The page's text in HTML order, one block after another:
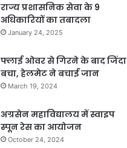
राज्य प्रशासनिक सेवा के 9
अधिकारियों का तबादला
January 24, 2025
फ्लाई ओवर से गिरने के बाद जिंदा
बचा, हेलमेट ने बचाई जान
March 19, 2024
अग्रसेन महाविद्यालय में स्वाइप
स्पून रेस का आयोजन
October 24, 2024